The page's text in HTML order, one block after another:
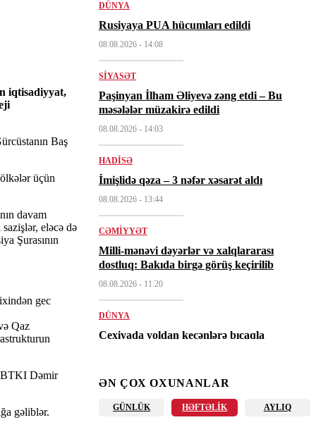
iqtisadiyyat,
Baş
üçün
davam
eləcə də
Şurasının
gec
Qaz
Dəmir
gəliblər.
DÜNYA
Rusiyaya PUA hücumları edildi
08.08.2026 - 14:08
SIYASƏT
Paşinyan İlham Əliyevə zəng etdi – Bu
məsələlər müzakirə edildi
08.08.2026 - 14:03
HADISƏ
İmişlidə qəza – 3 nəfər xəsarət aldı
08.08.2026 - 13:44
CƏMIYYƏT
Milli-mənəvi dəyərlər və xalqlararası
dostluq: Bakıda birgə görüş keçirilib
08.08.2026 - 11:20
DÜNYA
Çexiyada yoldan keçənlərə bıçaqla
XARICI SIYASET
Azərbaycan vasitəsilə Ermənistana buğda
ƏN ÇOX OXUNANLAR
GÜNLÜK HƏFTƏLIK AYLIQ